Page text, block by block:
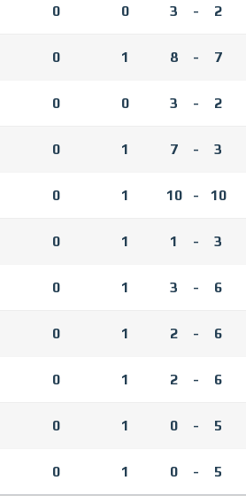
0 0 3 - 2
0 1 8 - 7
0 0 3 - 2
0 1 7 - 3
0 1 10 - 10
0 1 1 - 3
0 1 3 - 6
0 1 2 - 6
0 1 2 - 6
0 1 0 - 5
0 1 0 - 5